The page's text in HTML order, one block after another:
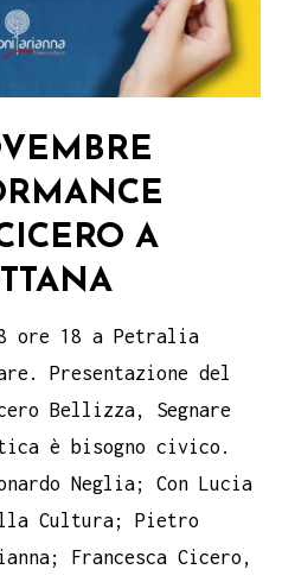
A
ore 18 a Petralia
Presentazione del
Bellizza, Segnare
è bisogno civico.
Neglia; Con Lucia
Cultura; Pietro
Francesca Cicero,